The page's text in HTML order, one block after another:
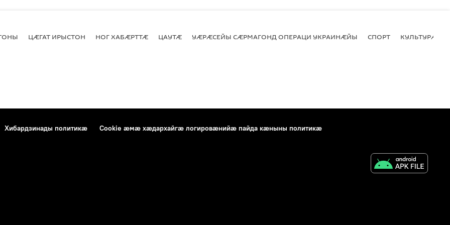
ЦӔГАТ ИРЫСТОН НОГ ХАБӔРТТӔ ЦАУТӔ УӔРӔСЕЙЫ СӔРМАГОНД ОПЕРАЦИ УКРАИНӔЙЫ СПОРТ КУЛЬТУРӔ
Хибардзинады политикæ Cookie æмæ хæдархайгæ логировæнийæ пайда кæныны политикæ